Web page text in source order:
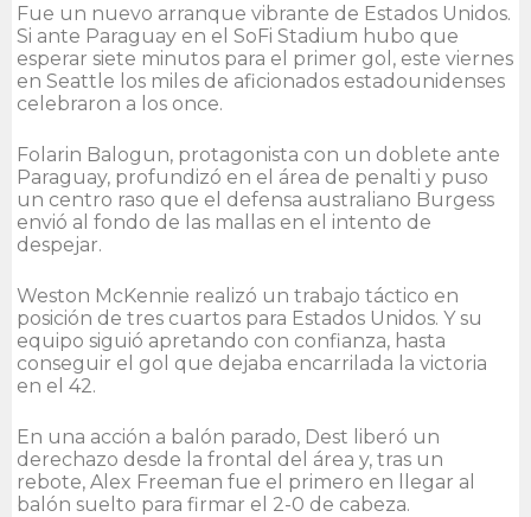
Fue un nuevo arranque vibrante de Estados Unidos.
Si ante Paraguay en el SoFi Stadium hubo que
esperar siete minutos para el primer gol, este viernes
en Seattle los miles de aficionados estadounidenses
celebraron a los once.
Folarin Balogun, protagonista con un doblete ante
Paraguay, profundizó en el área de penalti y puso
un centro raso que el defensa australiano Burgess
envió al fondo de las mallas en el intento de
despejar.
Weston McKennie realizó un trabajo táctico en
posición de tres cuartos para Estados Unidos. Y su
equipo siguió apretando con confianza, hasta
conseguir el gol que dejaba encarrilada la victoria
en el 42.
En una acción a balón parado, Dest liberó un
derechazo desde la frontal del área y, tras un
rebote, Alex Freeman fue el primero en llegar al
balón suelto para firmar el 2-0 de cabeza.